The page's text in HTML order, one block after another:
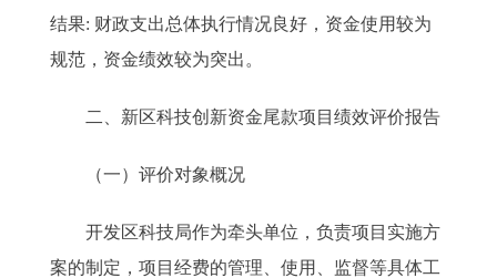
结果: 财政支出总体执行情况良好，资金使用较为
规范，资金绩效较为突出。
二、新区科技创新资金尾款项目绩效评价报告
（一）评价对象概况
开发区科技局作为牵头单位，负责项目实施方
案的制定，项目经费的管理、使用、监督等具体工